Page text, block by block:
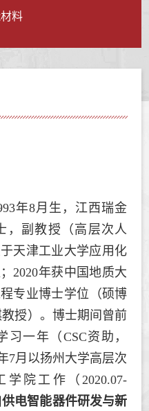
料
年8月生，江西瑞金
，副教授（高层次人
天津工业大学应用化
2020年获中国地质大
专业博士学位（硕博
授）。博士期间曾前
一年（CSC资助，
7月以扬州大学高层次
院工作（2020.07-
电智能器件研发与新